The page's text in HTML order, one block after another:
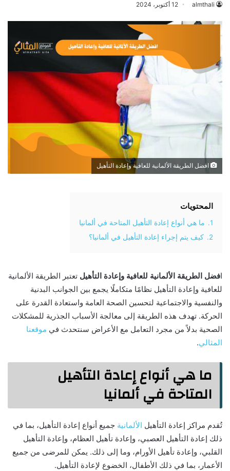
almthali 12 أكتوبر، 2024
افضل الطريقة الألمانية للعافية وإعادة التأهيل
المحتويات
1.
ما هي أنواع إعادة التأهيل المتاحة في ألمانيا
2.
كيف يتم إجراء إعادة التأهيل في ألمانيا؟
افضل الطريقة الألمانية للعافية وإعادة التأهيل تعتبر الطريقة الألمانية
للعافية وإعادة التأهيل نظامًا متكاملًا يجمع بين الجوانب البدنية
والنفسية والاجتماعية لتحسين الصحة العامة واستعادة القدرة على
الحركة. تهدف هذه الطريقة إلى معالجة الأسباب الجذرية للمشكلات
الصحية بدلاً من مجرد التعامل مع الأعراض سنتحدث في موقعنا
المثالي.
ما هي أنواع إعادة التأهيل
المتاحة في ألمانيا
تُقدم مراكز إعادة التأهيل الألمانية جميع أنواع إعادة التأهيل، بما في
ذلك إعادة التأهيل العصبي، وإعادة تأهيل العظام، وإعادة التأهيل
القلبي، وإعادة تأهيل الأورام، وما إلى ذلك. يمكن للمرضى من جميع
الأعمار، بما في ذلك الأطفال، الخضوع لإعادة التأهيل.